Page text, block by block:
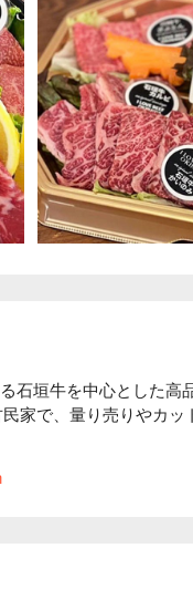
石垣牛を中心とした高
家で、量り売りやカッ
のオーダーカット販売
おります。定番人気の